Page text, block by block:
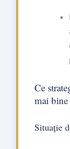
Ce
mai bine
Situație